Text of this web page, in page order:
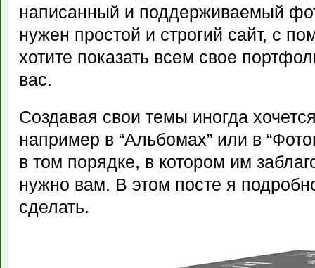
написанный и поддерживаемый
нужен простой и строгий сайт, с
хотите показать всем свое
вас.
Создавая свои темы иногда
например в “Альбомах” или в
в том порядке, в котором им
нужно вам. В этом посте я
сделать.